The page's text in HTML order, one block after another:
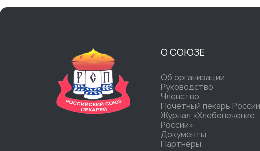
О СОЮЗЕ
Об организации
Руководство
Членство
Почётный пекарь России
Журнал «Хлебопечение
России»
Документы
Партнёры